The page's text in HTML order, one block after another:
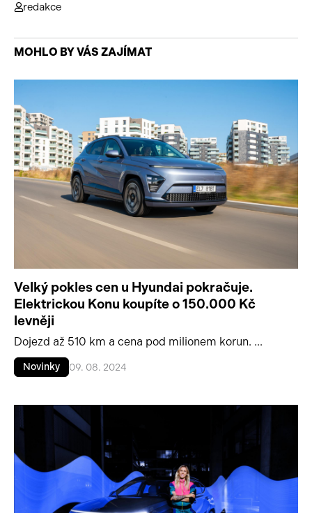
redakce
MOHLO BY VÁS ZAJÍMAT
Velký pokles cen u Hyundai pokračuje.
Elektrickou Konu koupíte o 150.000 Kč
levněji
Dojezd až 510 km a cena pod milionem korun. ...
Novinky 09. 08. 2024